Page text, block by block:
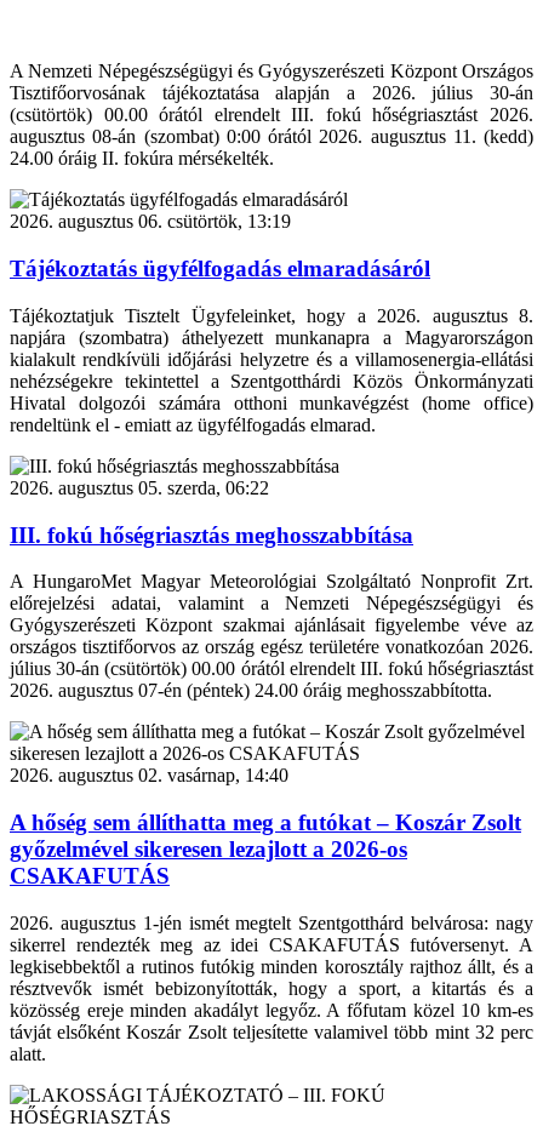
A Nemzeti Népegészségügyi és Gyógyszerészeti Központ Országos
Tisztifőorvosának tájékoztatása alapján a 2026. július 30-án
(csütörtök) 00.00 órától elrendelt III. fokú hőségriasztást 2026.
augusztus 08-án (szombat) 0:00 órától 2026. augusztus 11. (kedd)
24.00 óráig II. fokúra mérsékelték.
2026. augusztus 06. csütörtök, 13:19
Tájékoztatás ügyfélfogadás elmaradásáról
Tájékoztatjuk Tisztelt Ügyfeleinket, hogy a 2026. augusztus 8.
napjára (szombatra) áthelyezett munkanapra a Magyarországon
kialakult rendkívüli időjárási helyzetre és a villamosenergia-ellátási
nehézségekre tekintettel a Szentgotthárdi Közös Önkormányzati
Hivatal dolgozói számára otthoni munkavégzést (home office)
rendeltünk el - emiatt az ügyfélfogadás elmarad.
2026. augusztus 05. szerda, 06:22
III. fokú hőségriasztás meghosszabbítása
A HungaroMet Magyar Meteorológiai Szolgáltató Nonprofit Zrt.
előrejelzési adatai, valamint a Nemzeti Népegészségügyi és
Gyógyszerészeti Központ szakmai ajánlásait figyelembe véve az
országos tisztifőorvos az ország egész területére vonatkozóan 2026.
július 30-án (csütörtök) 00.00 órától elrendelt III. fokú hőségriasztást
2026. augusztus 07-én (péntek) 24.00 óráig meghosszabbította.
2026. augusztus 02. vasárnap, 14:40
A hőség sem állíthatta meg a futókat – Koszár Zsolt
győzelmével sikeresen lezajlott a 2026-os
CSAKAFUTÁS
2026. augusztus 1-jén ismét megtelt Szentgotthárd belvárosa: nagy
sikerrel rendezték meg az idei CSAKAFUTÁS futóversenyt. A
legkisebbektől a rutinos futókig minden korosztály rajthoz állt, és a
résztvevők ismét bebizonyították, hogy a sport, a kitartás és a
közösség ereje minden akadályt legyőz. A főfutam közel 10 km-es
távját elsőként Koszár Zsolt teljesítette valamivel több mint 32 perc
alatt.